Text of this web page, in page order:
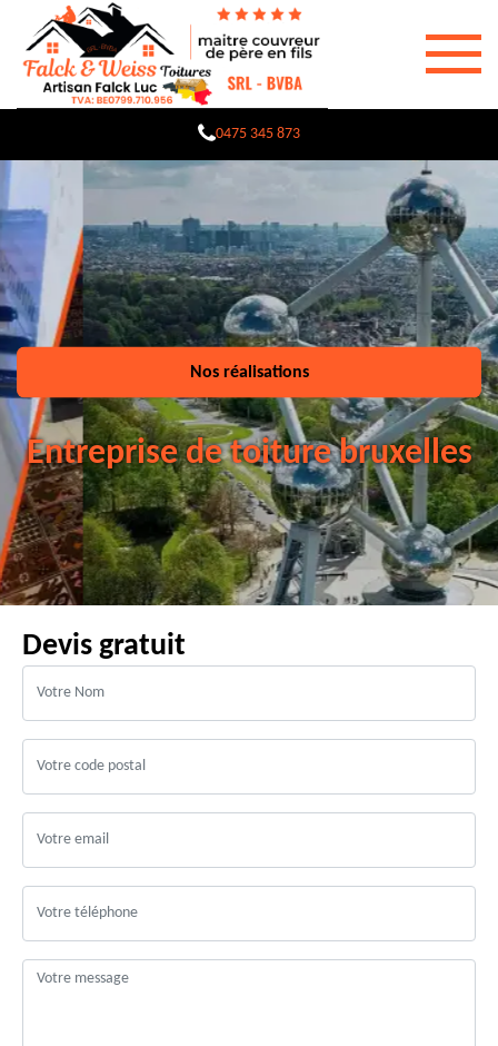
0475 345 873
Nos réalisations
Entreprise de toiture bruxelles
Devis gratuit